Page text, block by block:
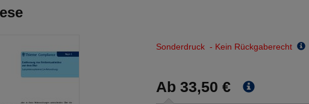
Sonderdruck - Kein Rückgaberecht
Ab 33,50 €